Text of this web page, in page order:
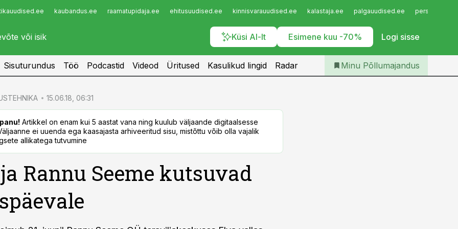
kaubandus.ee raamatupidaja.ee ehitusuudised.ee kinnisvarauudised.ee kalastaja.ee palgauudised.ee
Küsi AI-lt Esimene kuu -70% Logi sisse
Infopank
Iseteenindus
Telli Põllumajandus
Sisuturundus Töö Podcastid Videod Üritused Kasulikud lingid Radar Minu Põllumajandus
15.06.18, 06:31
Artikkel on enam kui 5 aastat vana ning kuulub väljaande digitaalsesse
ei uuenda ega kaasajasta arhiveeritud sisu, mistõttu võib olla vajalik
allikatega tutvumine
Rannu Seeme kutsuvad